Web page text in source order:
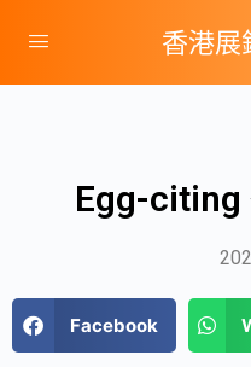
香港展
Egg-citing
Facebook